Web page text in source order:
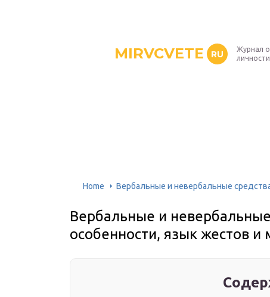
MIRVCVETE RU
Журнал о
Home Вербальные и невербальные
Вербальные и
особенности, язык жестов и